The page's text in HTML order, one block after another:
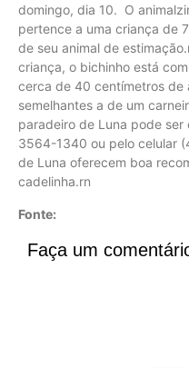
domingo, dia 10. O
pertence a uma criança de
de seu animal de
criança, o bichinho está
cerca de 40 centímetros de
semelhantes a de um
paradeiro de Luna pode
3564-1340 ou pelo celular
de Luna oferecem boa
cadelinha.rn
Fonte:
Faça um